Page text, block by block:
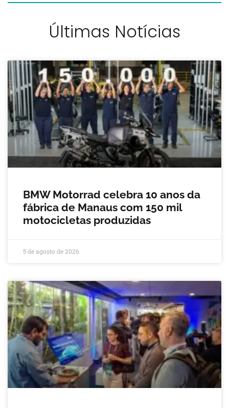
Últimas Notícias
BMW Motorrad celebra 10 anos da
fábrica de Manaus com 150 mil
motocicletas produzidas
5 de agosto de 2026